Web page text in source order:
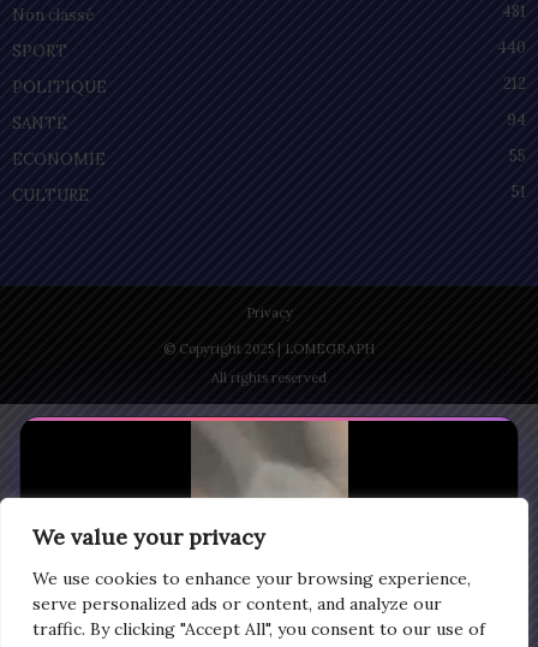
We value your privacy
We use cookies to enhance your browsing experience,
serve personalized ads or content, and analyze our
traffic. By clicking "Accept All", you consent to our use of
Non classé
481
SPORT
440
POLITIQUE
212
SANTÉ
94
ECONOMIE
55
CULTURE
51
Privacy
© Copyright 2025 | LOMEGRAPH
All rights reserved